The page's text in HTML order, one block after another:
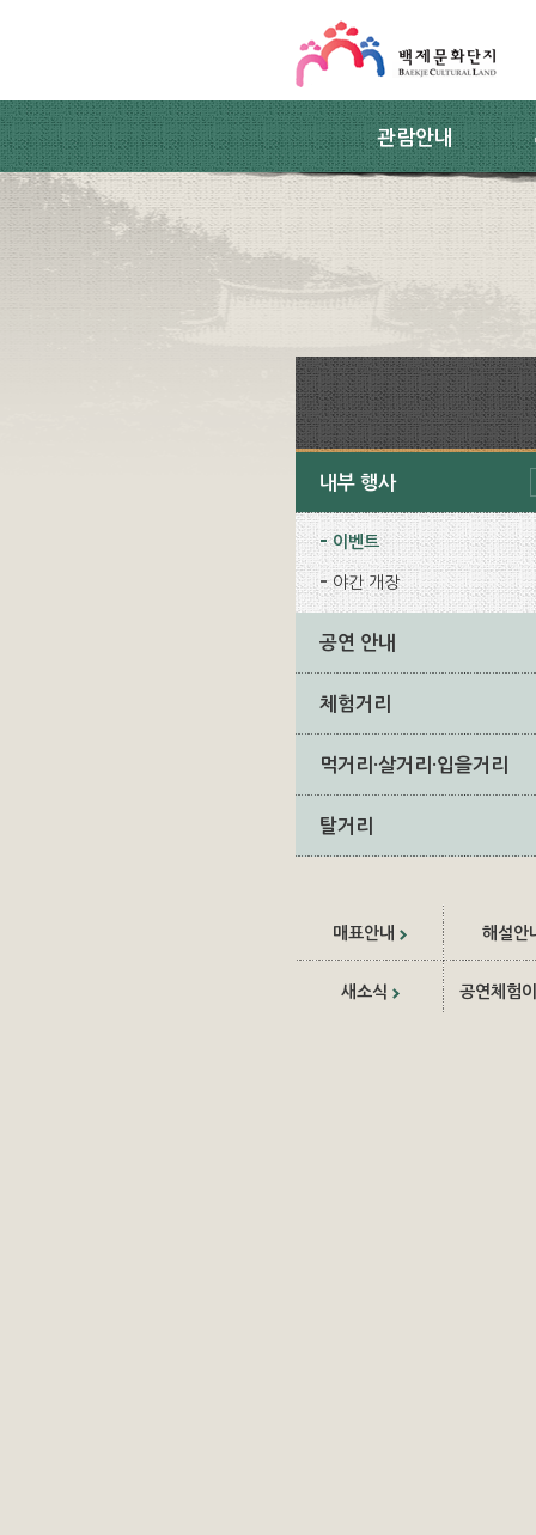
관람안내
내부 행사
이벤트
야간 개장
공연 안내
체험거리
먹거리·살거리·입을거리
탈거리
매표안내 해설안
새소식 공연체험